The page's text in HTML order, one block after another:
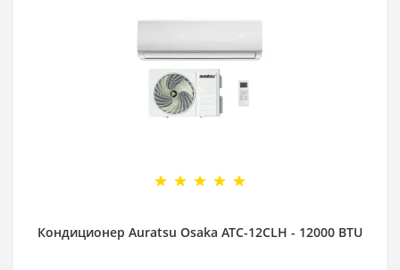
Кондиционер Auratsu Osaka ATC-12CLH - 12000 BTU